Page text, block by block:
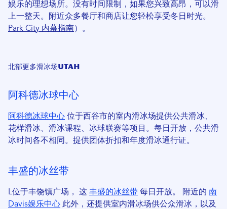
娱乐的理想场所。没有时间限制，如果您兴致高昂，可以滑
上一整天。附近众多餐厅和商店让您轻松享受冬日时光。
Park City 内幕指南 ）。
北部更多滑冰场Utah
阿科德冰球中心
阿科德冰球中心 位于西谷市的室内滑冰场提供公共滑冰、
花样滑冰、滑冰课程、冰球联赛等项目。每日开放，公共滑
冰时间各不相同。提供团体折扣和年度滑冰通行证。
丰盛的冰丝带
L位于丰饶镇广场， 这 丰盛的冰丝带 每日开放。 附近的 南
Davis娱乐中心 此外，还提供室内滑冰场供公众滑冰，以及